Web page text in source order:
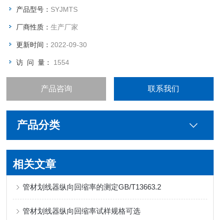
产品型号： SYJMTS
厂商性质：生产厂家
更新时间： 2022-09-30
访 问 量： 1554
产品咨询 联系我们
产品分类
相关文章
管材划线器纵向回缩率的测定GB/T13663.2
管材划线器纵向回缩率试样规格可选